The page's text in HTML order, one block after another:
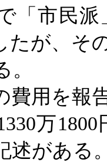
「市民
たが、そ
用を報
万
述がある